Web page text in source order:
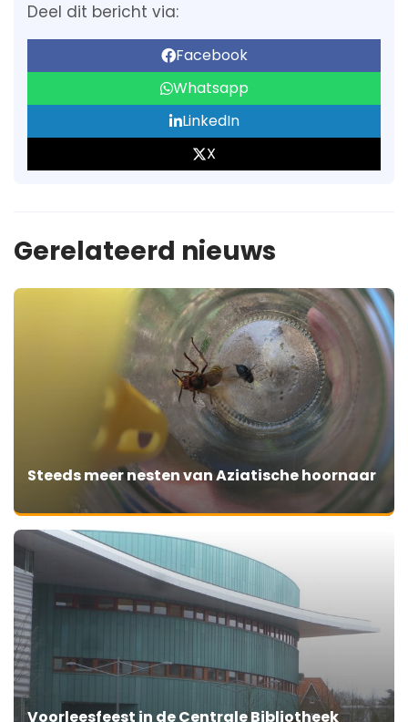
Deel dit bericht via:
Facebook
Whatsapp
LinkedIn
X
Gerelateerd nieuws
Steeds meer nesten van Aziatische hoornaar
Voorleesfeest in de Centrale Bibliotheek